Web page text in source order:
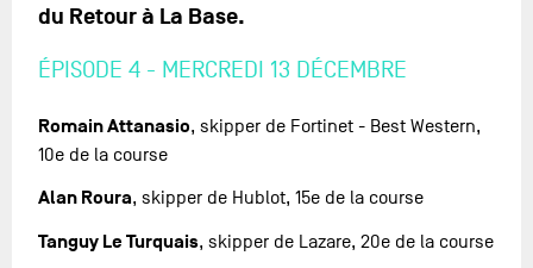
du Retour à La Base.
ÉPISODE 4 - MERCREDI 13 DÉCEMBRE
Romain Attanasio, skipper de Fortinet - Best Western,
10e de la course
Alan Roura, skipper de Hublot, 15e de la course
Tanguy Le Turquais, skipper de Lazare, 20e de la course